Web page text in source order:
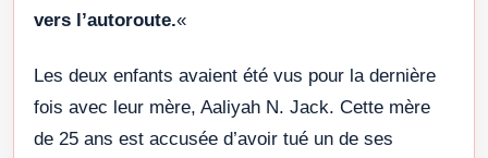
vers l’autoroute.«
Les deux enfants avaient été vus pour la dernière
fois avec leur mère, Aaliyah N. Jack. Cette mère
de 25 ans est accusée d’avoir tué un de ses